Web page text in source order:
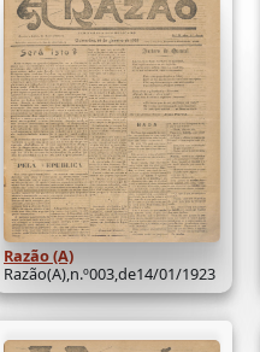
Razão (A)
Razão(A),n.º003,de14/01/1923